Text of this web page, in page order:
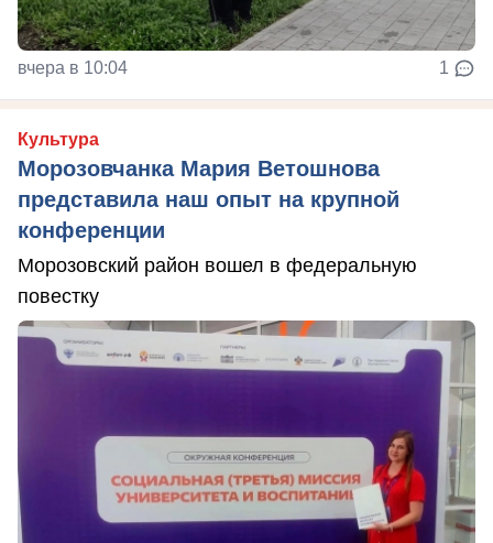
вчера в 10:04 1
Культура
Морозовчанка Мария Ветошнова
представила наш опыт на крупной
конференции
Морозовский район вошел в федеральную
повестку